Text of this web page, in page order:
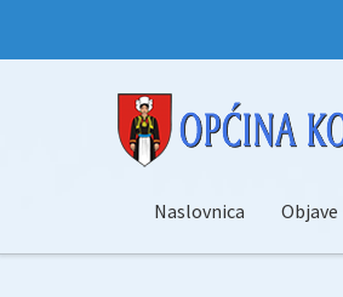
Naslovnica Objave